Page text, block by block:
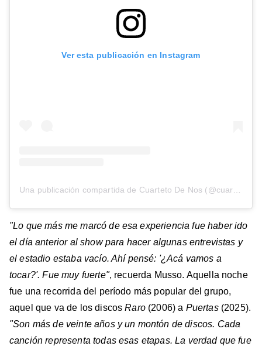
Ver esta publicación en Instagram
"Lo que más me marcó de esa experiencia fue haber ido
el día anterior al show para hacer algunas entrevistas y
el estadio estaba vacío. Ahí pensé: '¿Acá vamos a
tocar?'. Fue muy fuerte", recuerda Musso. Aquella noche
fue una recorrida del período más popular del grupo,
aquel que va de los discosRaro (2006) a Puertas (2025).
"Son más de veinte años y un montón de discos. Cada
canción representa todas esas etapas. La verdad que fue